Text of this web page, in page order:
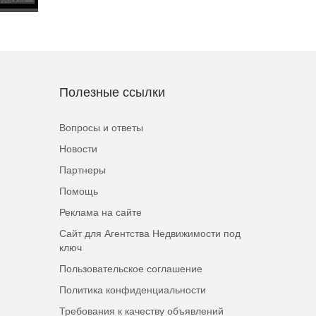
Полезные ссылки
Вопросы и ответы
Новости
Партнеры
Помощь
Реклама на сайте
Сайт для Агентства Недвижимости под
ключ
Пользовательское соглашение
Политика конфиденциальности
Требования к качеству объявлений